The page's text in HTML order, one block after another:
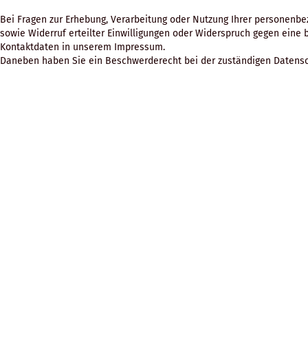
Bei Fragen zur Erhebung, Verarbeitung oder Nutzung Ihrer
sowie Widerruf erteilter Einwilligungen oder Widerspruch gegen
Kontaktdaten in unserem Impressum.
Daneben haben Sie ein Beschwerderecht bei der zuständigen